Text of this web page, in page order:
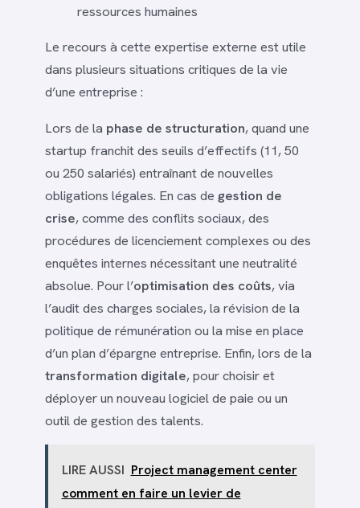
ressources humaines
Le recours à cette expertise externe est utile
dans plusieurs situations critiques de la vie
d’une entreprise :
Lors de la phase de structuration, quand une
startup franchit des seuils d’effectifs (11, 50
ou 250 salariés) entraînant de nouvelles
obligations légales. En cas de gestion de
crise, comme des conflits sociaux, des
procédures de licenciement complexes ou des
enquêtes internes nécessitant une neutralité
absolue. Pour l’optimisation des coûts, via
l’audit des charges sociales, la révision de la
politique de rémunération ou la mise en place
d’un plan d’épargne entreprise. Enfin, lors de la
transformation digitale, pour choisir et
déployer un nouveau logiciel de paie ou un
outil de gestion des talents.
LIRE AUSSI Project management center
comment en faire un levier de